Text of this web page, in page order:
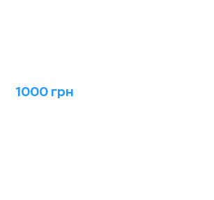
1000 грн